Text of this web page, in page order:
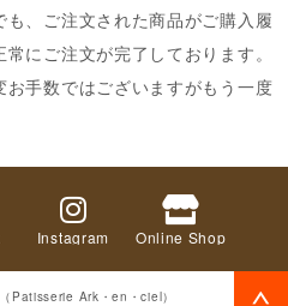
、ご注文された商品がご購入履
にご注文が完了しております。
手数ではございますがもう一度
Instagram Online Shop
Patisserie Ark・en・ciel）